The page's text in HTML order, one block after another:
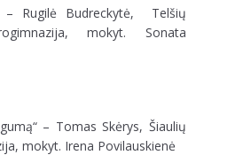
Budreckytė, Telšių
mokyt. Sonata
– Tomas Skėrys, Šiaulių
mokyt. Irena Povilauskienė